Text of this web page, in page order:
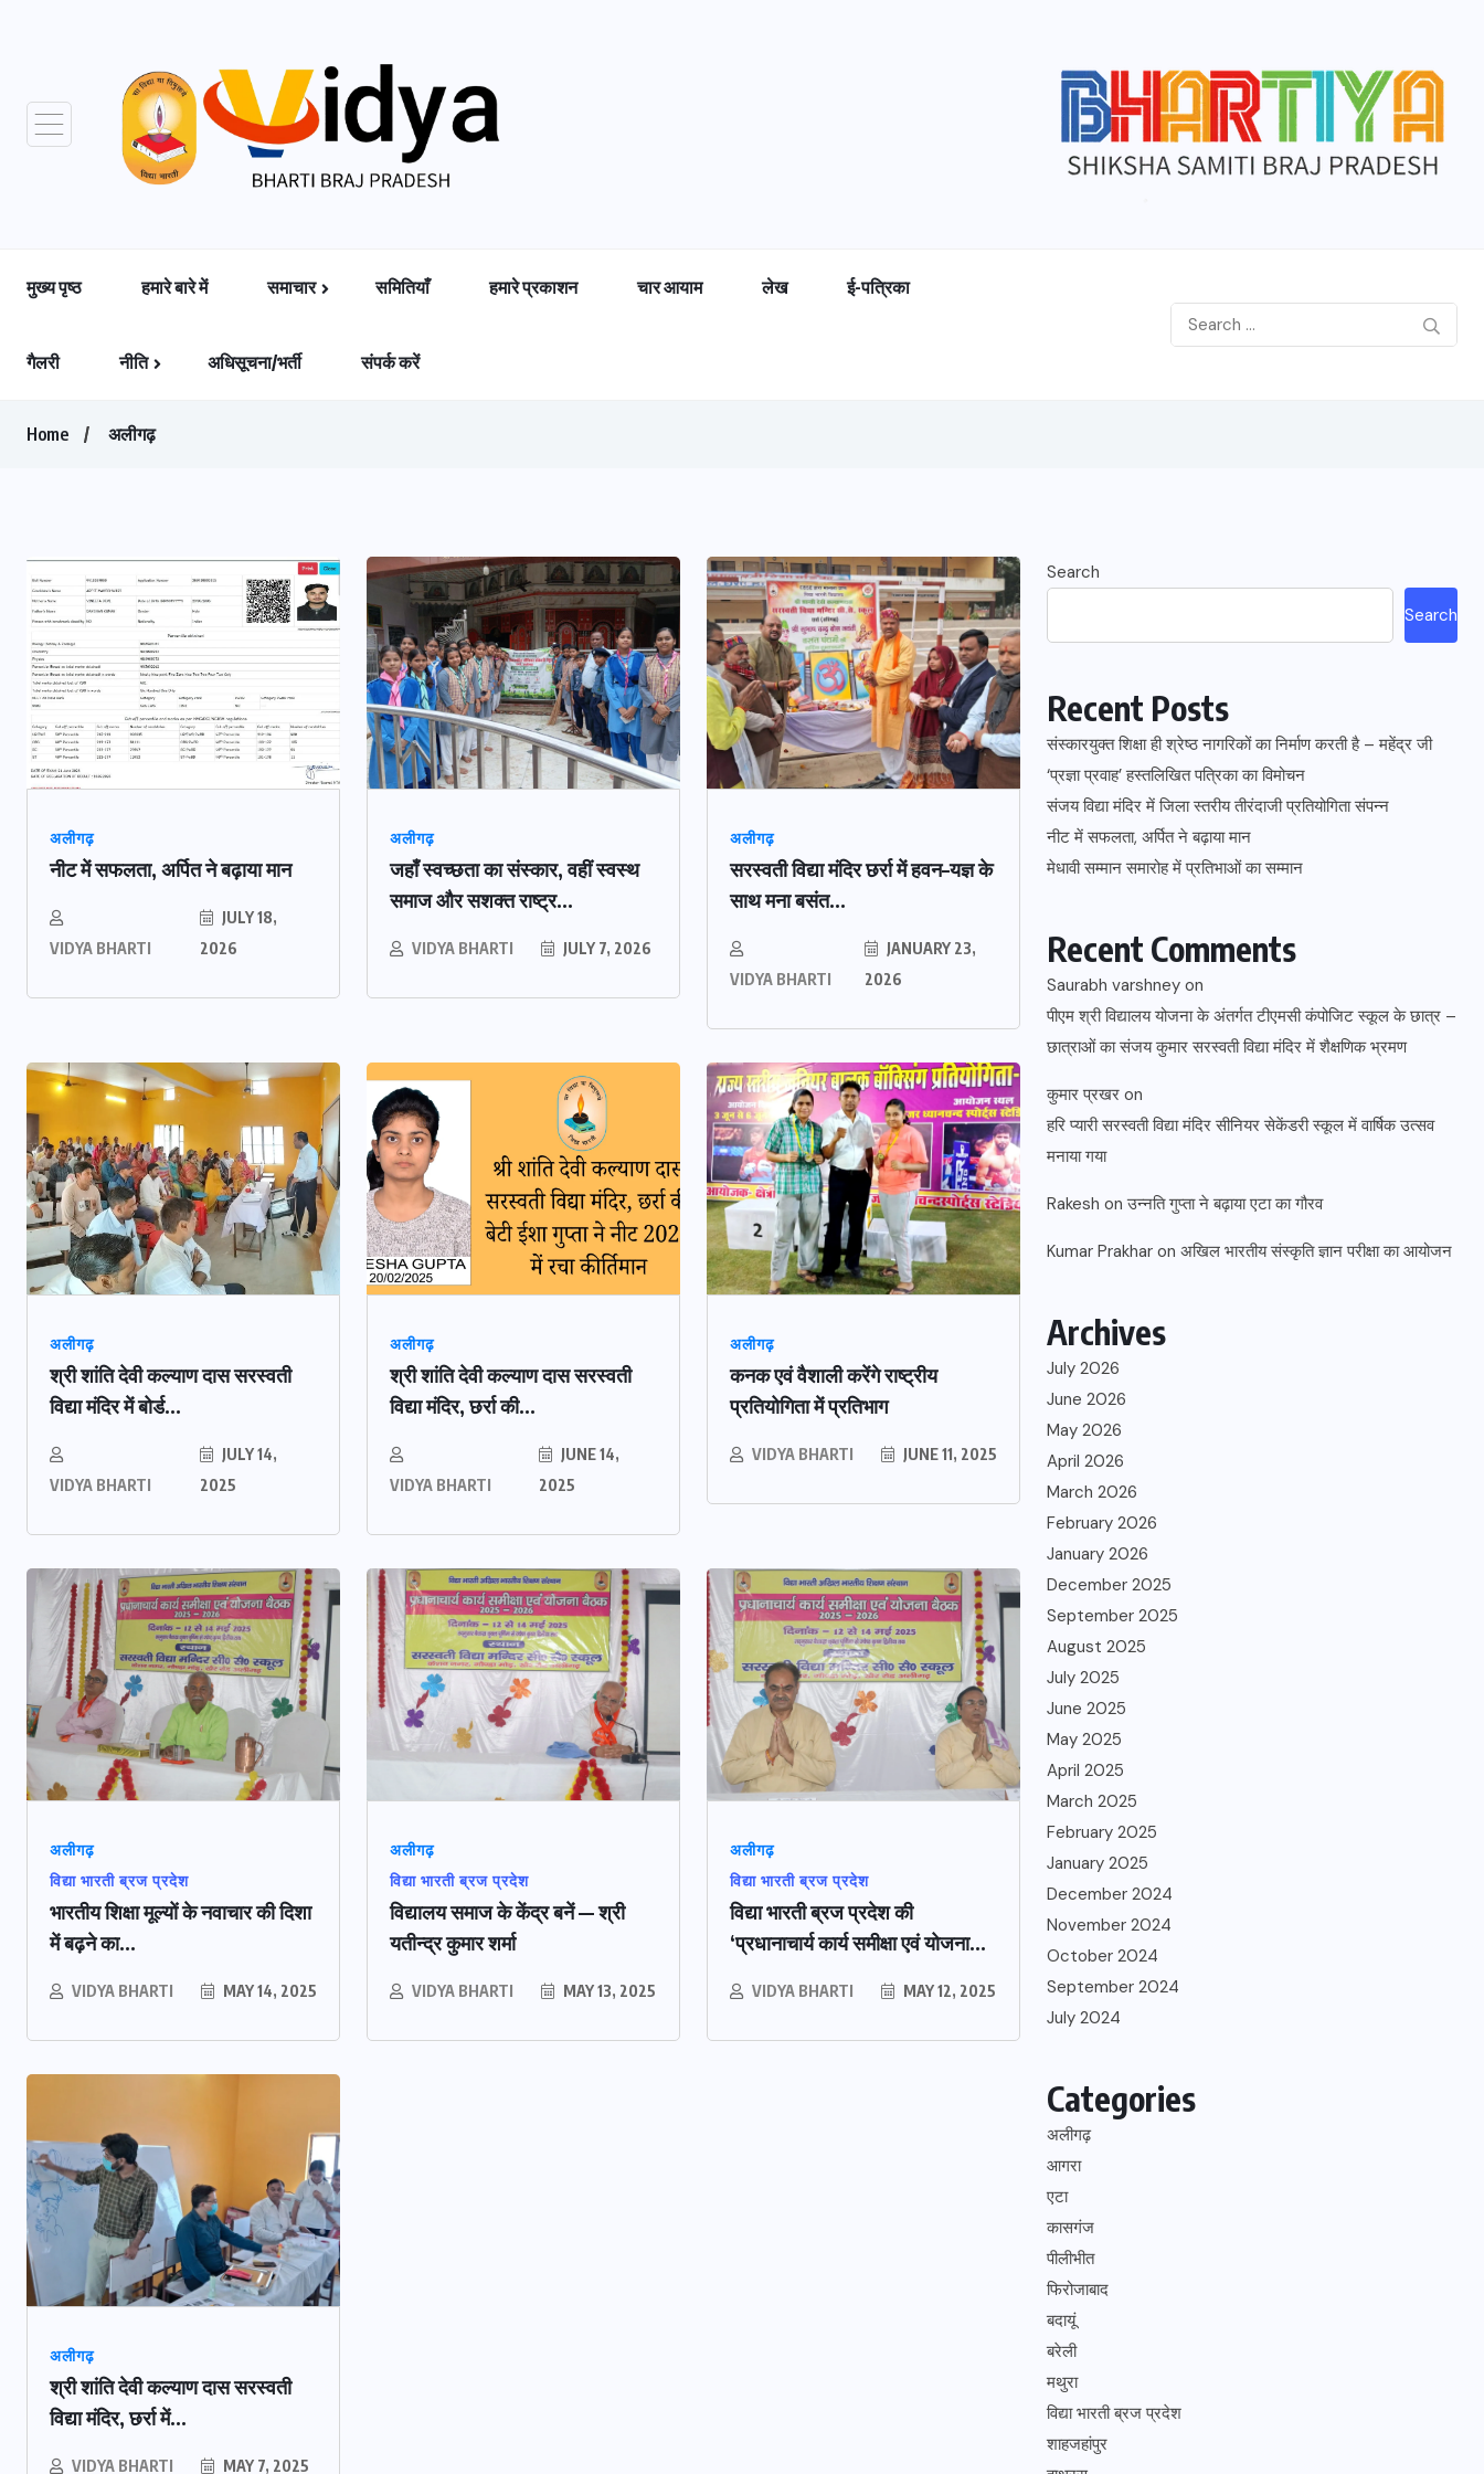
मुख्य पृष्ठ हमारे बारे में समाचार समितियाँ हमारे प्रकाशन चार आयाम लेख ई-पत्रिका
गैलरी नीति अधिसूचना/भर्ती संपर्क करें
Home अलीगढ़
अलीगढ़
नीट में सफलता, अर्पित ने बढ़ाया मान
VIDYA BHARTI
JULY 18,
2026
अलीगढ़
जहाँ स्वच्छता का संस्कार, वहीं स्वस्थ
समाज और सशक्त राष्ट्र...
VIDYA BHARTI JULY 7, 2026
अलीगढ़
सरस्वती विद्या मंदिर छर्रा में हवन–यज्ञ के
साथ मना बसंत...
VIDYA BHARTI
JANUARY 23,
2026
अलीगढ़
श्री शांति देवी कल्याण दास सरस्वती
विद्या मंदिर में बोर्ड...
VIDYA BHARTI
JULY 14,
2025
अलीगढ़
श्री शांति देवी कल्याण दास सरस्वती
विद्या मंदिर, छर्रा की...
VIDYA BHARTI
JUNE 14,
2025
अलीगढ़
कनक एवं वैशाली करेंगे राष्ट्रीय
प्रतियोगिता में प्रतिभाग
VIDYA BHARTI JUNE 11, 2025
अलीगढ़
विद्या भारती ब्रज प्रदेश
भारतीय शिक्षा मूल्यों के नवाचार की दिशा
में बढ़ने का...
VIDYA BHARTI MAY 14, 2025
अलीगढ़
विद्या भारती ब्रज प्रदेश
विद्यालय समाज के केंद्र बनें — श्री
यतीन्द्र कुमार शर्मा
VIDYA BHARTI MAY 13, 2025
अलीगढ़
विद्या भारती ब्रज प्रदेश
विद्या भारती ब्रज प्रदेश की
‘प्रधानाचार्य कार्य समीक्षा एवं योजना...
VIDYA BHARTI MAY 12, 2025
अलीगढ़
श्री शांति देवी कल्याण दास सरस्वती
विद्या मंदिर, छर्रा में...
VIDYA BHARTI MAY 7, 2025
Search
Search
Recent Posts
संस्कारयुक्त शिक्षा ही श्रेष्ठ नागरिकों का निर्माण करती है – महेंद्र जी
‘प्रज्ञा प्रवाह’ हस्तलिखित पत्रिका का विमोचन
संजय विद्या मंदिर में जिला स्तरीय तीरंदाजी प्रतियोगिता संपन्न
नीट में सफलता, अर्पित ने बढ़ाया मान
मेधावी सम्मान समारोह में प्रतिभाओं का सम्मान
Recent Comments
Saurabh varshney on
पीएम श्री विद्यालय योजना के अंतर्गत टीएमसी कंपोजिट स्कूल के छात्र –
छात्राओं का संजय कुमार सरस्वती विद्या मंदिर में शैक्षणिक भ्रमण
कुमार प्रखर on
हरि प्यारी सरस्वती विद्या मंदिर सीनियर सेकेंडरी स्कूल में वार्षिक उत्सव
मनाया गया
Rakesh onउन्नति गुप्ता ने बढ़ाया एटा का गौरव
Kumar Prakhar on अखिल भारतीय संस्कृति ज्ञान परीक्षा का आयोजन
Archives
July 2026
June 2026
May 2026
April 2026
March 2026
February 2026
January 2026
December 2025
September 2025
August 2025
July 2025
June 2025
May 2025
April 2025
March 2025
February 2025
January 2025
December 2024
November 2024
October 2024
September 2024
July 2024
Categories
अलीगढ़
आगरा
एटा
कासगंज
पीलीभीत
फिरोजाबाद
बदायूं
बरेली
मथुरा
विद्या भारती ब्रज प्रदेश
शाहजहांपुर